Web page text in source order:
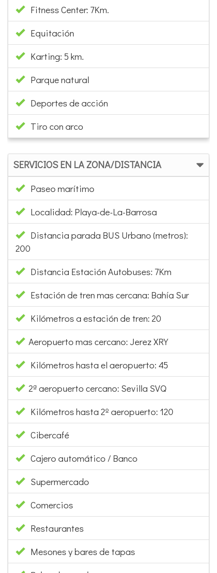
Fitness Center: 7Km.
Equitación
Karting: 5 km.
Parque natural
Deportes de acción
Tiro con arco
SERVICIOS EN LA ZONA/DISTANCIA
Paseo marítimo
Localidad: Playa-de-La-Barrosa
Distancia parada BUS Urbano (metros):
200
Distancia Estación Autobuses: 7Km
Estación de tren mas cercana: Bahía Sur
Kilómetros a estación de tren: 20
Aeropuerto mas cercano: Jerez XRY
Kilómetros hasta el aeropuerto: 45
2ª aeropuerto cercano: Sevilla SVQ
Kilómetros hasta 2º aeropuerto: 120
Cibercafé
Cajero automático / Banco
Supermercado
Comercios
Restaurantes
Mesones y bares de tapas